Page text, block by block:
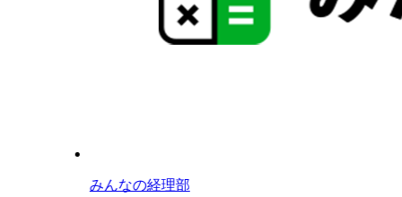
みんなの経理部